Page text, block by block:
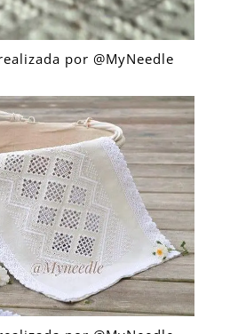
por @MyNeedle